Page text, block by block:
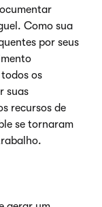
Como sua
por seus
os
suas
recursos de
se tornaram